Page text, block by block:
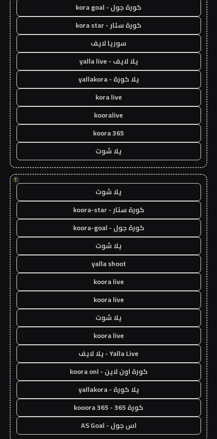
كورة جول - kora goal
كورة ستار - kora star
سوريا لايف
يلا لايف - yalla live
يلا كورة - yallakora
kora live
kooralive
koora 365
يلا شوت
!
يلا شوت
كورة ستار - koora-star
كورة جول - koora-goal
يلا شوت
yalla shoot
koora live
koora live
يلا شوت
koora live
Yalla Live - يلا لايف
كورة اون لاين - koora onl
يلا كورة - yallakora
كورة 365 - kooora 365
اس جول - AS Goal